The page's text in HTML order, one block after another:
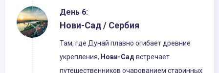
День 6:
Нови-Сад / Сербия
Там, где Дунай плавно огибает древние
укрепления, Нови-Сад встречает
путешественников очарованием старинных